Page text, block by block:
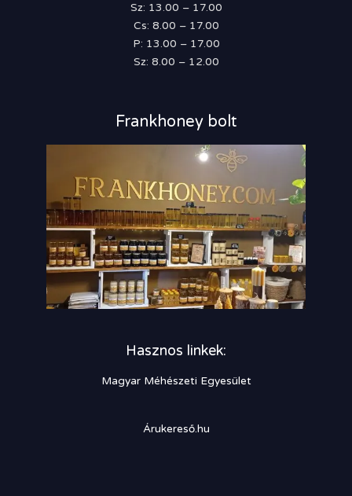
Sz: 13.00 – 17.00
Cs: 8.00 – 17.00
P: 13.00 – 17.00
Sz: 8.00 – 12.00
Frankhoney bolt
Hasznos linkek:
Magyar Méhészeti Egyesület
Árukereső.hu